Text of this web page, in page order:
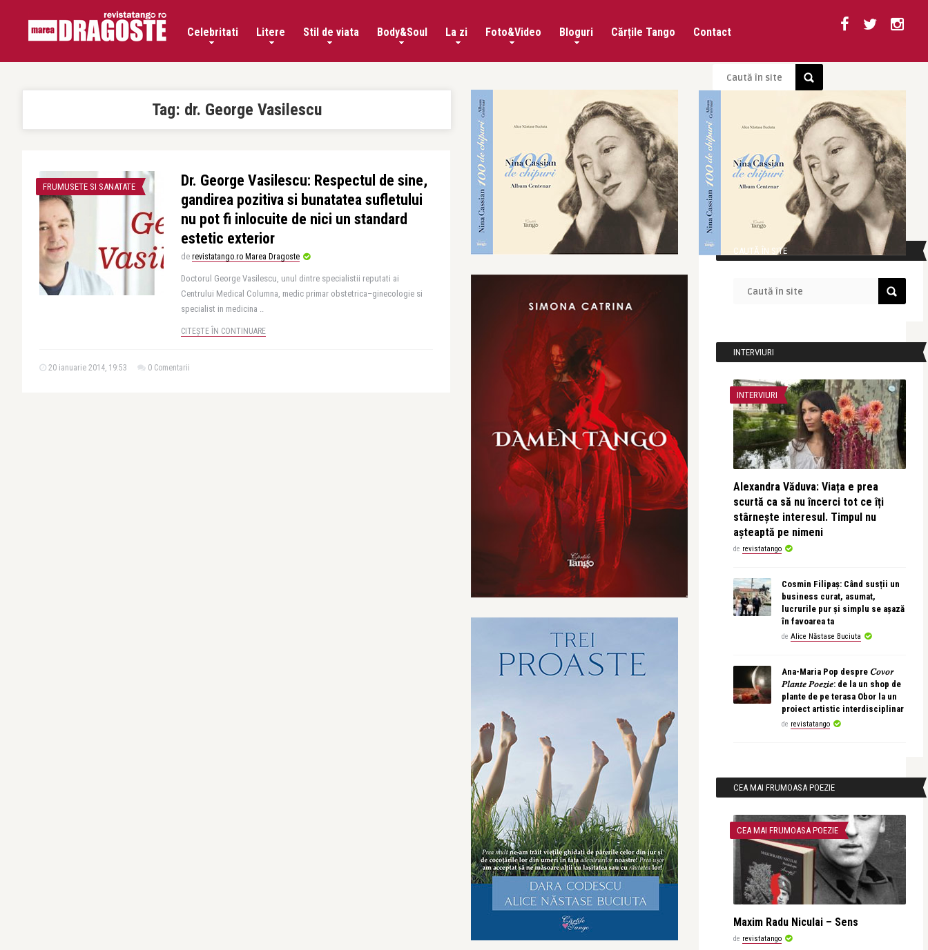
Celebritati Litere Stil de viata Body&Soul La zi Foto&Video Bloguri Cărțile Tango Contact
Tag: dr. George Vasilescu
FRUMUSETE SI SANATATE
Dr. George Vasilescu: Respectul de sine,
gandirea pozitiva si bunatatea sufletului
nu pot fi inlocuite de nici un standard
estetic exterior
de revistatango.ro Marea Dragoste
Doctorul George Vasilescu, unul dintre specialistii reputati ai
Centrului Medical Columna, medic primar obstetrica–ginecologie si
specialist in medicina ..
CITEȘTE ÎN CONTINUARE
20 ianuarie 2014, 19:53 0 Comentarii
CAUTĂ ÎN SITE
INTERVIURI
INTERVIURI
Alexandra Văduva: Viața e prea
scurtă ca să nu încerci tot ce îți
stârnește interesul. Timpul nu
așteaptă pe nimeni
de revistatango
Cosmin Filipaș: Când susții un
business curat, asumat,
lucrurile pur și simplu se așază
în favoarea ta
de Alice Năstase Buciuta
Ana-Maria Pop despre 𝐶𝑜𝑣𝑜𝑟
𝑃𝑙𝑎𝑛𝑡𝑒 𝑃𝑜𝑒𝑧𝑖𝑒: de la un shop de
plante de pe terasa Obor la un
proiect artistic interdisciplinar
de revistatango
CEA MAI FRUMOASA POEZIE
CEA MAI FRUMOASA POEZIE
Maxim Radu Niculai – Sens
de revistatango